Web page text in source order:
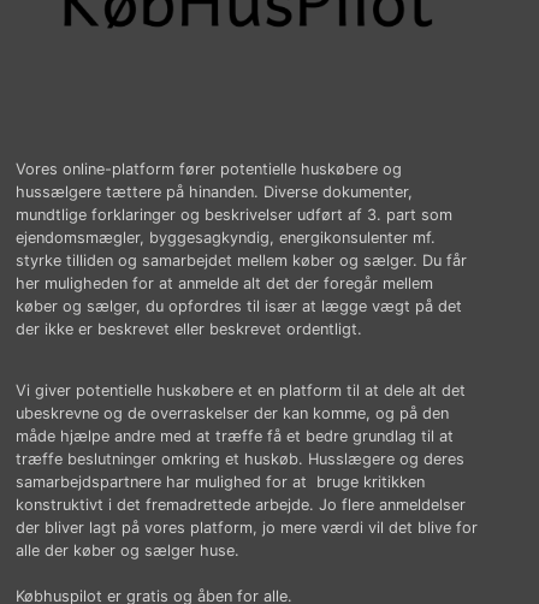
Vores online-platform fører potentielle huskøbere og
hussælgere tættere på hinanden. Diverse dokumenter,
mundtlige forklaringer og beskrivelser udført af 3. part som
ejendomsmægler, byggesagkyndig, energikonsulenter mf.
styrke tilliden og samarbejdet mellem køber og sælger. Du får
her muligheden for at anmelde alt det der foregår mellem
køber og sælger, du opfordres til især at lægge vægt på det
der ikke er beskrevet eller beskrevet ordentligt.
Vi giver potentielle huskøbere et en platform til at dele alt det
ubeskrevne og de overraskelser der kan komme, og på den
måde hjælpe andre med at træffe få et bedre grundlag til at
træffe beslutninger omkring et huskøb. Husslægere og deres
samarbejdspartnere har mulighed for at bruge kritikken
konstruktivt i det fremadrettede arbejde. Jo flere anmeldelser
der bliver lagt på vores platform, jo mere værdi vil det blive for
alle der køber og sælger huse.
Købhuspilot er gratis og åben for alle.